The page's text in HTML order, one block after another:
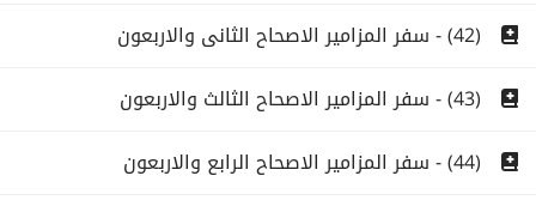
(42) - سفر المزامير الاصحاح الثانى والاربعون
(43) - سفر المزامير الاصحاح الثالث والاربعون
(44) - سفر المزامير الاصحاح الرابع والاربعون